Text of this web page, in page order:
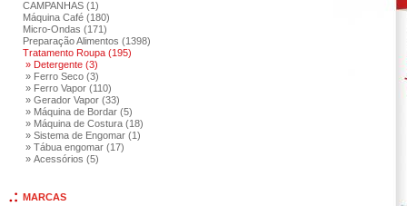
CAMPANHAS (1)
Máquina Café (180)
Micro-Ondas (171)
Preparação Alimentos (1398)
Tratamento Roupa (195)
» Detergente (3)
» Ferro Seco (3)
» Ferro Vapor (110)
» Gerador Vapor (33)
» Máquina de Bordar (5)
» Máquina de Costura (18)
» Sistema de Engomar (1)
» Tábua engomar (17)
» Acessórios (5)
MARCAS